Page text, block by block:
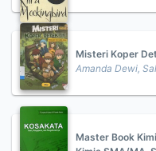
Misteri Koper
Amanda Dewi,
Master Book